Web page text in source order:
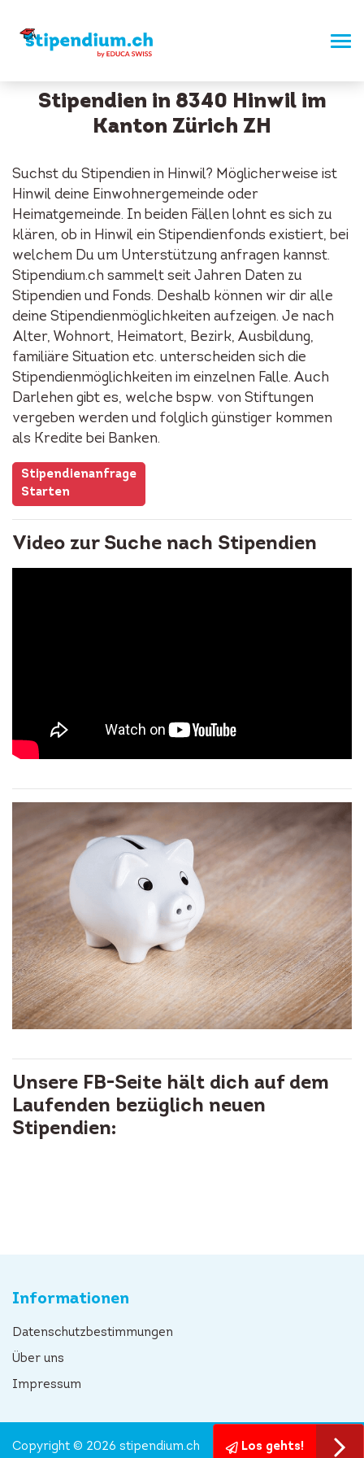
Stipendien in 8340 Hinwil im
Kanton Zürich ZH
Suchst du Stipendien in Hinwil? Möglicherweise ist
Hinwil deine Einwohnergemeinde oder
Heimatgemeinde. In beiden Fällen lohnt es sich zu
klären, ob in Hinwil ein Stipendienfonds existiert, bei
welchem Du um Unterstützung anfragen kannst.
Stipendium.ch sammelt seit Jahren Daten zu
Stipendien und Fonds. Deshalb können wir dir alle
deine Stipendienmöglichkeiten aufzeigen. Je nach
Alter, Wohnort, Heimatort, Bezirk, Ausbildung,
familiäre Situation etc. unterscheiden sich die
Stipendienmöglichkeiten im einzelnen Falle. Auch
Darlehen gibt es, welche bspw. von Stiftungen
vergeben werden und folglich günstiger kommen
als Kredite bei Banken.
Stipendienanfrage
Starten
Video zur Suche nach Stipendien
Unsere FB-Seite hält dich auf dem
Laufenden bezüglich neuen
Stipendien:
Informationen
Datenschutzbestimmungen
Über uns
Impressum
Los gehts!
Copyright © 2026 stipendium.ch